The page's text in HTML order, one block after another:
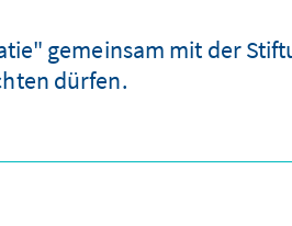
gemeinsam mit der
dürfen.